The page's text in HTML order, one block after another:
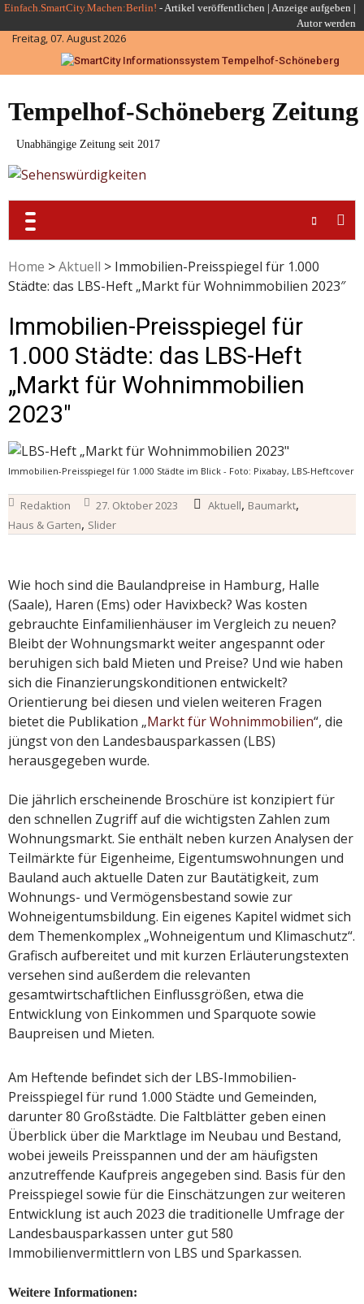
Skip
to
content
Einfach.SmartCity.Machen:Berlin! -Artikel veröffentlichen | Anzeige aufgeben |
Autor werden
Freitag, 07. August 2026
Tempelhof-Schöneberg Zeitung
Unabhängige Zeitung seit 2017
Home >Aktuell > Immobilien-Preisspiegel für 1.000
Städte: das LBS-Heft „Markt für Wohnimmobilien 2023″
Immobilien-Preisspiegel für
1.000 Städte: das LBS-Heft
„Markt für Wohnimmobilien
2023″
Immobilien-Preisspiegel für 1.000 Städte im Blick - Foto: Pixabay, LBS-Heftcover
Redaktion 27. Oktober 2023 Aktuell, Baumarkt,
Haus & Garten, Slider
Wie hoch sind die Baulandpreise in Hamburg, Halle
(Saale), Haren (Ems) oder Havixbeck? Was kosten
gebrauchte Einfamilienhäuser im Vergleich zu neuen?
Bleibt der Wohnungsmarkt weiter angespannt oder
beruhigen sich bald Mieten und Preise? Und wie haben
sich die Finanzierungskonditionen entwickelt?
Orientierung bei diesen und vielen weiteren Fragen
bietet die Publikation „Markt für Wohnimmobilien“, die
jüngst von den Landesbausparkassen (LBS)
herausgegeben wurde.
Die jährlich erscheinende Broschüre ist konzipiert für
den schnellen Zugriff auf die wichtigsten Zahlen zum
Wohnungsmarkt. Sie enthält neben kurzen Analysen der
Teilmärkte für Eigenheime, Eigentumswohnungen und
Bauland auch aktuelle Daten zur Bautätigkeit, zum
Wohnungs- und Vermögensbestand sowie zur
Wohneigentumsbildung. Ein eigenes Kapitel widmet sich
dem Themenkomplex „Wohneigentum und Klimaschutz“.
Grafisch aufbereitet und mit kurzen Erläuterungstexten
versehen sind außerdem die relevanten
gesamtwirtschaftlichen Einflussgrößen, etwa die
Entwicklung von Einkommen und Sparquote sowie
Baupreisen und Mieten.
Am Heftende befindet sich der LBS-Immobilien-
Preisspiegel für rund 1.000 Städte und Gemeinden,
darunter 80 Großstädte. Die Faltblätter geben einen
Überblick über die Marktlage im Neubau und Bestand,
wobei jeweils Preisspannen und der am häufigsten
anzutreffende Kaufpreis angegeben sind. Basis für den
Preisspiegel sowie für die Einschätzungen zur weiteren
Entwicklung ist auch 2023 die traditionelle Umfrage der
Landesbausparkassen unter gut 580
Immobilienvermittlern von LBS und Sparkassen.
Weitere Informationen: